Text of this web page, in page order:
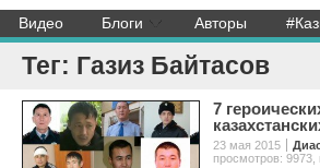
Видео Блоги Авторы
Тег: Газиз Байтасов
7
23 мая 2015
просмотров: 9973,